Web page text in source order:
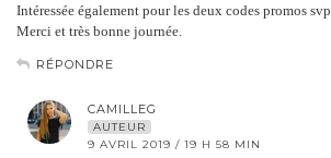
Intéressée également pour les deux codes promos svp.
Merci et très bonne journée.
RÉPONDRE
CAMILLEG
AUTEUR
9 AVRIL 2019 / 19 H 58 MIN